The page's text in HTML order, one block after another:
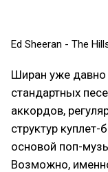
Ed Sheeran - The
Ширан уже давно
стандартных
аккордов,
структур
основой поп-
Возможно,